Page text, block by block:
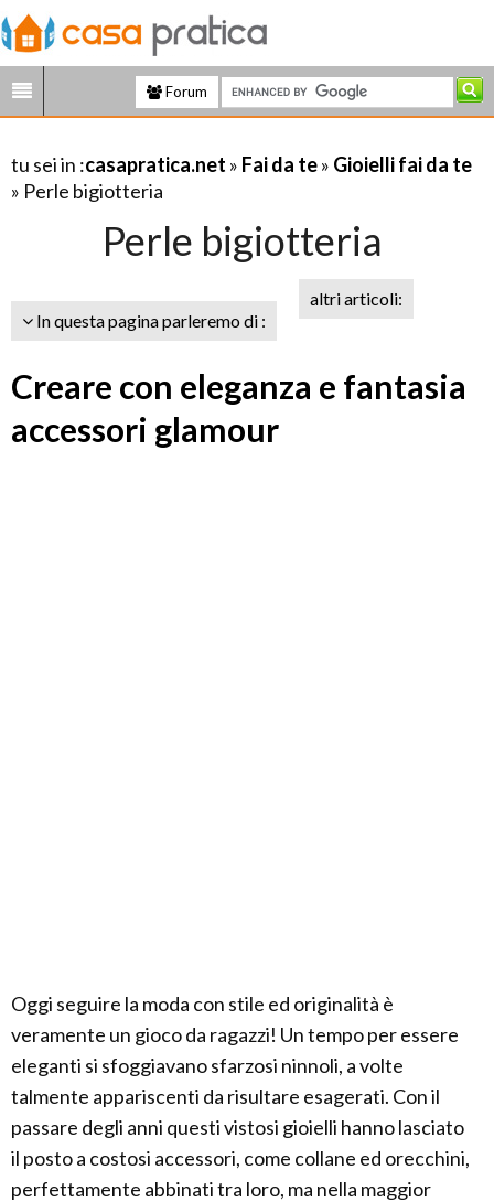
Forum
tu sei in :casapratica.net » Fai da te» Gioielli fai da te
» Perle bigiotteria
Perle bigiotteria
In questa pagina parleremo di :
altri articoli:
Creare con eleganza e fantasia
accessori glamour
Oggi seguire la moda con stile ed originalità è
veramente un gioco da ragazzi! Un tempo per essere
eleganti si sfoggiavano sfarzosi ninnoli, a volte
talmente appariscenti da risultare esagerati. Con il
passare degli anni questi vistosi gioielli hanno lasciato
il posto a costosi accessori, come collane ed orecchini,
perfettamente abbinati tra loro, ma nella maggior